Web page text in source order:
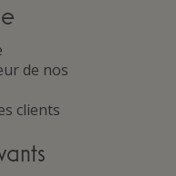
de nos
clients